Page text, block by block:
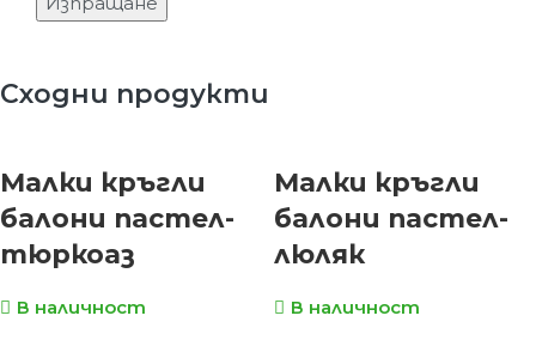
Сходни продукти
Малки кръгли
балони пастел-
тюркоаз
В наличност
Малки кръгли
балони пастел-
люляк
В наличност